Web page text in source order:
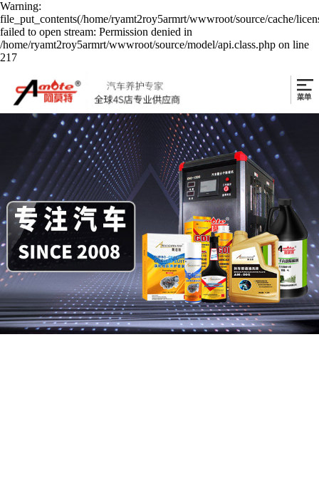
Warning:
file_put_contents(/home/ryamt2roy5armrt/wwwroot/source/cache/
failed to open stream: Permission denied in
/home/ryamt2roy5armrt/wwwroot/source/model/api.class.php on line
217